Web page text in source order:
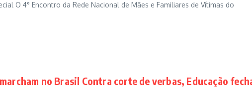
O 4° Encontro da Rede Nacional de Mães e Familiares de Vítimas do
no Brasil Contra corte de verbas, Educação